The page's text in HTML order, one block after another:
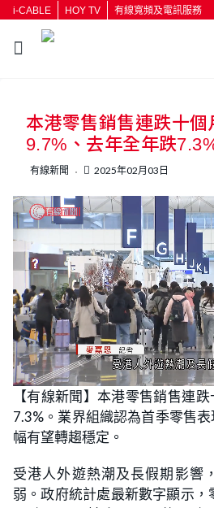
i-CABLE HOY TV 有線寬頻及電訊服務
按輸入鍵開始搜
本港零售銷售連跌十
9.7%、去年全年跌
有線新聞 2025年02月03日
U
n
m
t
e
L
o
a
d
e
d
:
5
8
%
【有線新聞】本港零售銷售連
7.3%。業界組織認為首季零售
幅有望轉趨穩定。
受港人外遊熱潮及長假期影響
弱。政府統計處最新數字顯示，